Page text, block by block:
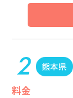
熊本県
料金